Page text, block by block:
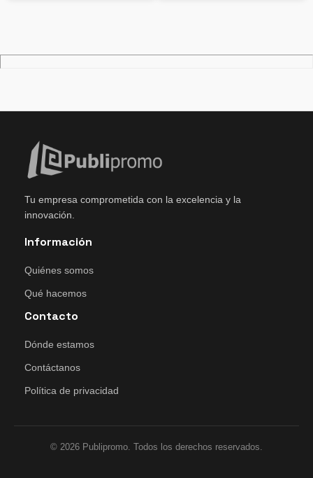
Tu empresa comprometida con la excelencia y la
innovación.
Información
Quiénes somos
Qué hacemos
Contacto
Dónde estamos
Contáctanos
Política de privacidad
© 2026 Publipromo. Todos los derechos reservados.